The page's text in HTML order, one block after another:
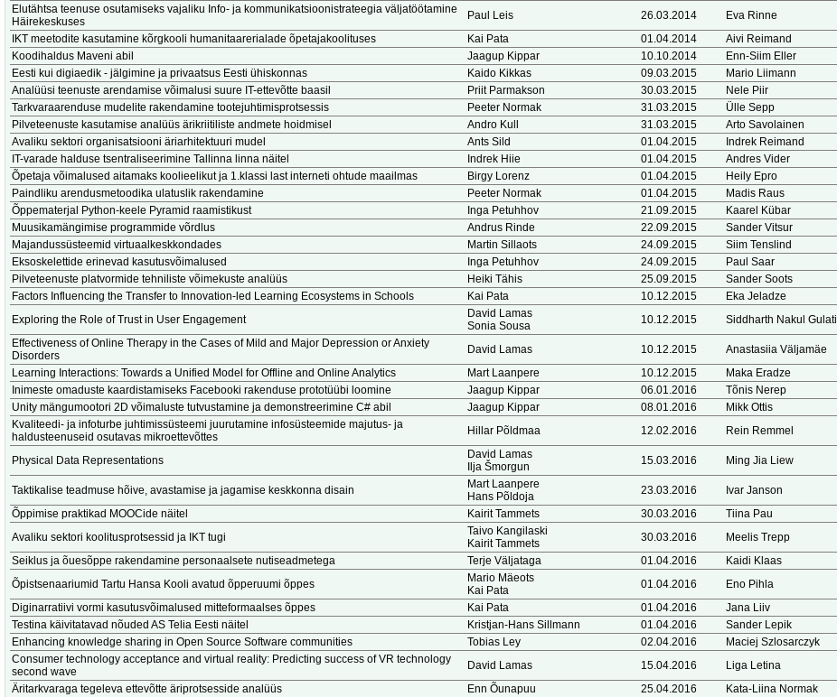
Elutähtsa teenuse osutamiseks vajaliku Info- ja kommunikatsioonistrateegia väljatöötamine
Häirekeskuses
Paul Leis 26.03.2014 Eva Rinne
IKT meetodite kasutamine kõrgkooli humanitaarerialade õpetajakoolituses
Kai Pata 01.04.2014 Aivi Reimand
Koodihaldus Maveni abil
Jaagup Kippar 10.10.2014 Enn-Siim Eller
Eesti kui digiaedik - jälgimine ja privaatsus Eesti ühiskonnas
Kaido Kikkas 09.03.2015 Mario Liimann
Analüüsi teenuste arendamise võimalusi suure IT-ettevõtte baasil
Priit Parmakson 30.03.2015 Nele Piir
Tarkvaraarenduse mudelite rakendamine tootejuhtimisprotsessis
Peeter Normak 31.03.2015 Ülle Sepp
Pilveteenuste kasutamise analüüs ärikriitiliste andmete hoidmisel
Andro Kull 31.03.2015 Arto Savolainen
Avaliku sektori organisatsiooni äriarhitektuuri mudel
Ants Sild 01.04.2015 Indrek Reimand
IT-varade halduse tsentraliseerimine Tallinna linna näitel
Indrek Hiie 01.04.2015 Andres Vider
Õpetaja võimalused aitamaks koolieelikut ja 1.klassi last interneti ohtude maailmas
Birgy Lorenz 01.04.2015 Heily Epro
Paindliku arendusmetoodika ulatuslik rakendamine
Peeter Normak 01.04.2015 Madis Raus
Õppematerjal Python-keele Pyramid raamistikust
Inga Petuhhov 21.09.2015 Kaarel Kübar
Muusikamängimise programmide võrdlus
Andrus Rinde 22.09.2015 Sander Vitsur
Majandussüsteemid virtuaalkeskkondades
Martin Sillaots 24.09.2015 Siim Tenslind
Eksoskelettide erinevad kasutusvõimalused
Inga Petuhhov 24.09.2015 Paul Saar
Pilveteenuste platvormide tehniliste võimekuste analüüs
Heiki Tähis 25.09.2015 Sander Soots
Factors Influencing the Transfer to Innovation-led Learning Ecosystems in Schools
Kai Pata 10.12.2015 Eka Jeladze
Exploring the Role of Trust in User Engagement
David Lamas
Sonia Sousa
10.12.2015 Siddharth Nakul Gulati
Effectiveness of Online Therapy in the Cases of Mild and Major Depression or Anxiety
Disorders
David Lamas 10.12.2015 Anastasiia Väljamäe
Learning Interactions: Towards a Unified Model for Offline and Online Analytics
Mart Laanpere 10.12.2015 Maka Eradze
Inimeste omaduste kaardistamiseks Facebooki rakenduse prototüübi loomine
Jaagup Kippar 06.01.2016 Tõnis Nerep
Unity mängumootori 2D võimaluste tutvustamine ja demonstreerimine C# abil
Jaagup Kippar 08.01.2016 Mikk Ottis
Kvaliteedi- ja infoturbe juhtimissüsteemi juurutamine infosüsteemide majutus- ja
haldusteenuseid osutavas mikroettevõttes
Hillar Põldmaa 12.02.2016 Rein Remmel
Physical Data Representations
David Lamas
Ilja Šmorgun
15.03.2016 Ming Jia Liew
Taktikalise teadmuse hõive, avastamise ja jagamise keskkonna disain
Mart Laanpere
Hans Põldoja
23.03.2016 Ivar Janson
Õppimise praktikad MOOCide näitel
Kairit Tammets 30.03.2016 Tiina Pau
Avaliku sektori koolitusprotsessid ja IKT tugi
Taivo Kangilaski
Kairit Tammets
30.03.2016 Meelis Trepp
Seiklus ja õuesõppe rakendamine personaalsete nutiseadmetega
Terje Väljataga 01.04.2016 Kaidi Klaas
Õpistsenaariumid Tartu Hansa Kooli avatud õpperuumi õppes
Mario Mäeots
Kai Pata
01.04.2016 Eno Pihla
Diginarratiivi vormi kasutusvõimalused mitteformaalses õppes
Kai Pata 01.04.2016 Jana Liiv
Testina käivitatavad nõuded AS Telia Eesti näitel
Kristjan-Hans Sillmann 01.04.2016 Sander Lepik
Enhancing knowledge sharing in Open Source Software communities
Tobias Ley 02.04.2016 Maciej Szlosarczyk
Consumer technology acceptance and virtual reality: Predicting success of VR technology
second wave
David Lamas 15.04.2016 Liga Letina
Äritarkvaraga tegeleva ettevõtte äriprotsesside analüüs
Enn Õunapuu 25.04.2016 Kata-Liina Normak